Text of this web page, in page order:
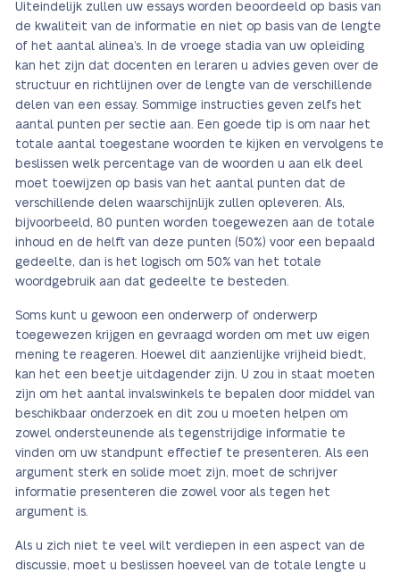
Uiteindelijk zullen uw essays worden beoordeeld op basis van
de kwaliteit van de informatie en niet op basis van de lengte
of het aantal alinea’s. In de vroege stadia van uw opleiding
kan het zijn dat docenten en leraren u advies geven over de
structuur en richtlijnen over de lengte van de verschillende
delen van een essay. Sommige instructies geven zelfs het
aantal punten per sectie aan. Een goede tip is om naar het
totale aantal toegestane woorden te kijken en vervolgens te
beslissen welk percentage van de woorden u aan elk deel
moet toewijzen op basis van het aantal punten dat de
verschillende delen waarschijnlijk zullen opleveren. Als,
bijvoorbeeld, 80 punten worden toegewezen aan de totale
inhoud en de helft van deze punten (50%) voor een bepaald
gedeelte, dan is het logisch om 50% van het totale
woordgebruik aan dat gedeelte te besteden.
Soms kunt u gewoon een onderwerp of onderwerp
toegewezen krijgen en gevraagd worden om met uw eigen
mening te reageren. Hoewel dit aanzienlijke vrijheid biedt,
kan het een beetje uitdagender zijn. U zou in staat moeten
zijn om het aantal invalswinkels te bepalen door middel van
beschikbaar onderzoek en dit zou u moeten helpen om
zowel ondersteunende als tegenstrijdige informatie te
vinden om uw standpunt effectief te presenteren. Als een
argument sterk en solide moet zijn, moet de schrijver
informatie presenteren die zowel voor als tegen het
argument is.
Als u zich niet te veel wilt verdiepen in een aspect van de
discussie, moet u beslissen hoeveel van de totale lengte u